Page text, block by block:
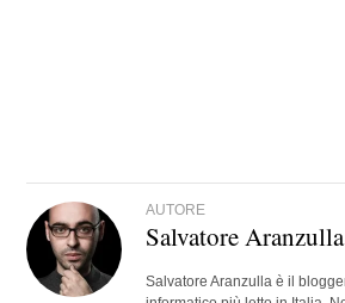
AUTORE
Salvatore Aranzulla
Salvatore Aranzulla è il